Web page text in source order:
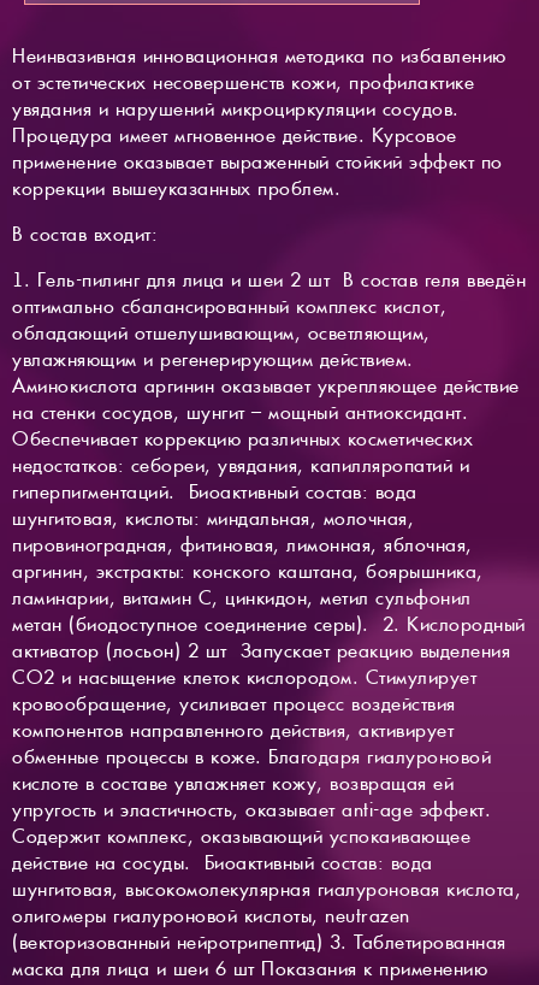
Неинвазивная инновационная методика по избавлению
от эстетических несовершенств кожи, профилактике
увядания и нарушений микроциркуляции сосудов.
Процедура имеет мгновенное действие. Курсовое
применение оказывает выраженный стойкий эффект по
коррекции вышеуказанных проблем.
В состав входит:
1. Гель-пилинг для лица и шеи 2 шт В состав геля введён
оптимально сбалансированный комплекс кислот,
обладающий отшелушивающим, осветляющим,
увлажняющим и регенерирующим действием.
Аминокислота аргинин оказывает укрепляющее действие
на стенки сосудов, шунгит – мощный антиоксидант.
Обеспечивает коррекцию различных косметических
недостатков: себореи, увядания, капилляропатий и
гиперпигментаций. Биоактивный состав: вода
шунгитовая, кислоты: миндальная, молочная,
пировиноградная, фитиновая, лимонная, яблочная,
аргинин, экстракты: конского каштана, боярышника,
ламинарии, витамин С, цинкидон, метил сульфонил
метан (биодоступное соединение серы). 2. Кислородный
активатор (лосьон) 2 шт Запускает реакцию выделения
СО2 и насыщение клеток кислородом. Стимулирует
кровообращение, усиливает процесс воздействия
компонентов направленного действия, активирует
обменные процессы в коже. Благодаря гиалуроновой
кислоте в составе увлажняет кожу, возвращая ей
упругость и эластичность, оказывает anti-age эффект.
Содержит комплекс, оказывающий успокаивающее
действие на сосуды. Биоактивный состав: вода
шунгитовая, высокомолекулярная гиалуроновая кислота,
олигомеры гиалуроновой кислоты, neutrazen
(векторизованный нейротрипептид) 3. Таблетированная
маска для лица и шеи 6 шт Показания к применению